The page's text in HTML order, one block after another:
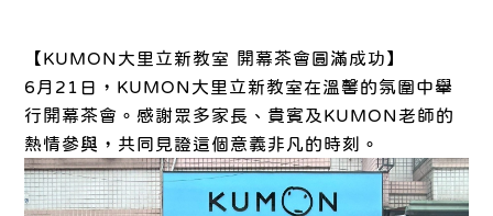
【KUMON大里立新教室 開幕茶會圓滿成功】
6月21日，KUMON大里立新教室在溫馨的氛圍中舉
行開幕茶會。感謝眾多家長、貴賓及KUMON老師的
熱情參與，共同見證這個意義非凡的時刻。